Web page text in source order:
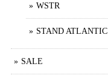
WSTR
STAND ATLANTIC
SALE